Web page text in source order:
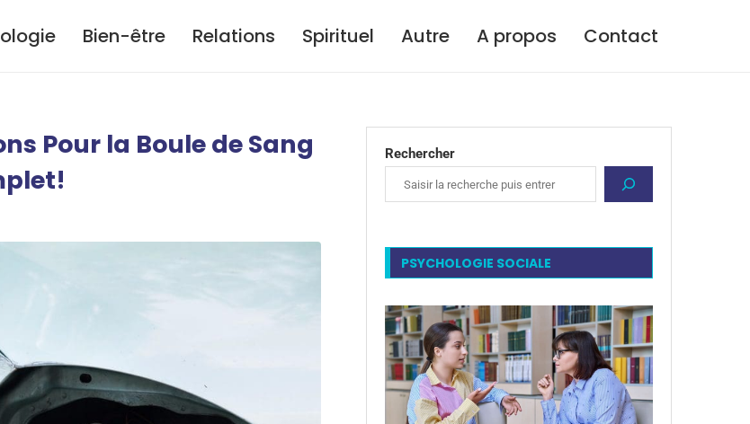
Bien-être Relations Spirituel Autre A propos Contact
Pour la Boule de Sang
Rechercher
PSYCHOLOGIE SOCIALE